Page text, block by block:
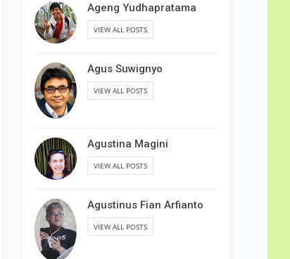
Ageng Yudhapratama
VIEW ALL POSTS
Agus Suwignyo
VIEW ALL POSTS
Agustina Magini
VIEW ALL POSTS
Agustinus Fian Arfianto
VIEW ALL POSTS